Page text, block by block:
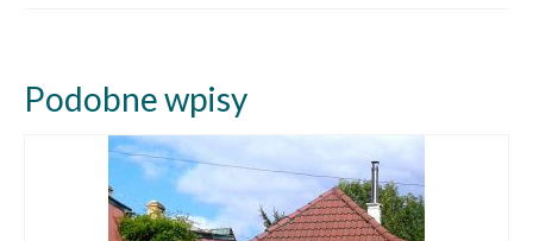
Podobne wpisy